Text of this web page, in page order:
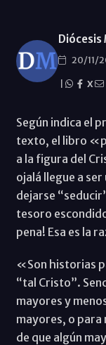
Diócesis
20/11/
X
Según indica el
texto, el libro
a la figura del
ojalá llegue a
dejarse
tesoro
pena! Esa es la
«Son historias
“tal Cristo”.
mayores y
mayores, o para
de que algún